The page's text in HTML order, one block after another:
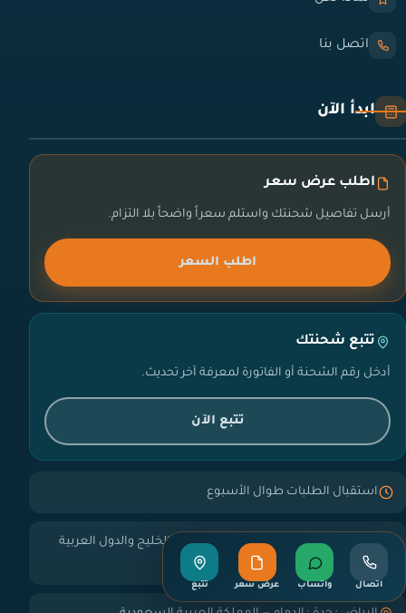
اتصل بنا
ابدأ الآن
اطلب عرض سعر
أرسل تفاصيل شحنتك واستلم سعراً واضحاً بلا التزام.
اطلب السعر
تتبع شحنتك
أدخل رقم الشحنة أو الفاتورة لمعرفة آخر تحديث.
تتبع الآن
استقبال الطلبات طوال الأسبوع
نستلم من كل مدن المملكة ونشحن إلى الخليج والدول العربية
وأوروبا وآسيا وأمريكا
اتصال واتساب عرض سعر تتبع